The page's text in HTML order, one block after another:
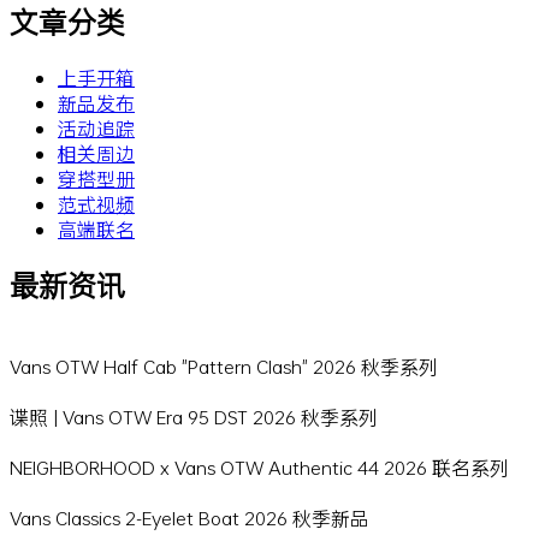
文章分类
上手开箱
新品发布
活动追踪
相关周边
穿搭型册
范式视频
高端联名
最新资讯
Vans OTW Half Cab "Pattern Clash" 2026 秋季系列
谍照 | Vans OTW Era 95 DST 2026 秋季系列
NEIGHBORHOOD x Vans OTW Authentic 44 2026 联名系列
Vans Classics 2-Eyelet Boat 2026 秋季新品